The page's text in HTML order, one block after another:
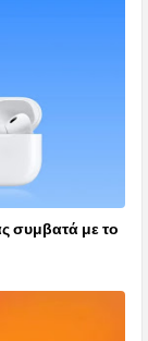
συμβατά με το